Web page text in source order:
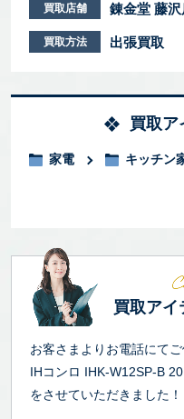
買取店舗 錬金堂 藤沢
買取方法 出張買取
買取ア
家電 キッチン
買取アイ
お客さまよりお電話にて
IHコンロ IHK-W12SP-B
をさせていただきました！